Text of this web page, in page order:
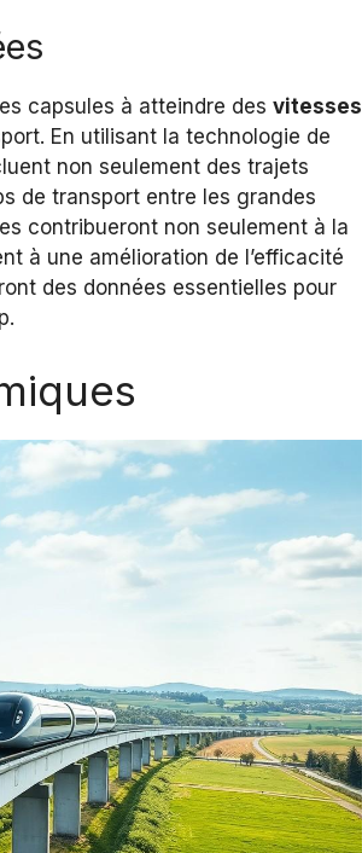
capsules à atteindre des vitesses
En utilisant la technologie de
non seulement des trajets
de transport entre les grandes
contribueront non seulement à la
à une amélioration de l’efficacité
des données essentielles pour